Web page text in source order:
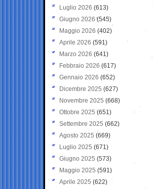
Luglio 2026 (613)
Giugno 2026 (545)
Maggio 2026 (402)
Aprile 2026 (591)
Marzo 2026 (641)
Febbraio 2026 (617)
Gennaio 2026 (652)
Dicembre 2025 (627)
Novembre 2025 (668)
Ottobre 2025 (651)
Settembre 2025 (662)
Agosto 2025 (669)
Luglio 2025 (671)
Giugno 2025 (573)
Maggio 2025 (591)
Aprile 2025 (622)